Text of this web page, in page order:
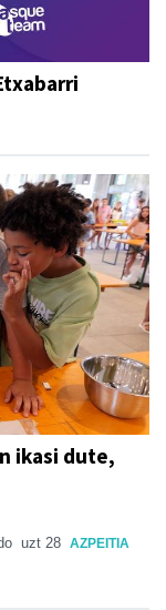
ikasi dute,
uzt 28 AZPEITIA